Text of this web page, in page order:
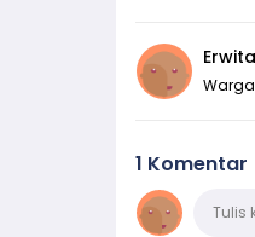
Warga
1 Komentar
KomentarTulis